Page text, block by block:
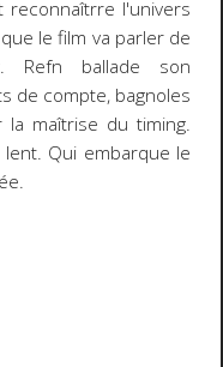
reconnaîtrre l'univers
le film va parler de
Refn ballade son
de compte, bagnoles
maîtrise du timing.
Qui embarque le